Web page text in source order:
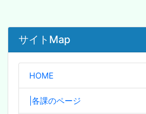
サイトMap
HOME
|各課のページ